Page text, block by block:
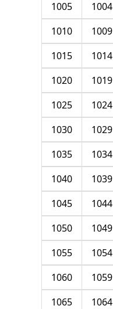
1004
1005
1009
1010
1014
1015
1019
1020
1024
1025
1029
1030
1034
1035
1039
1040
1044
1045
1049
1050
1054
1055
1059
1060
1064
1065